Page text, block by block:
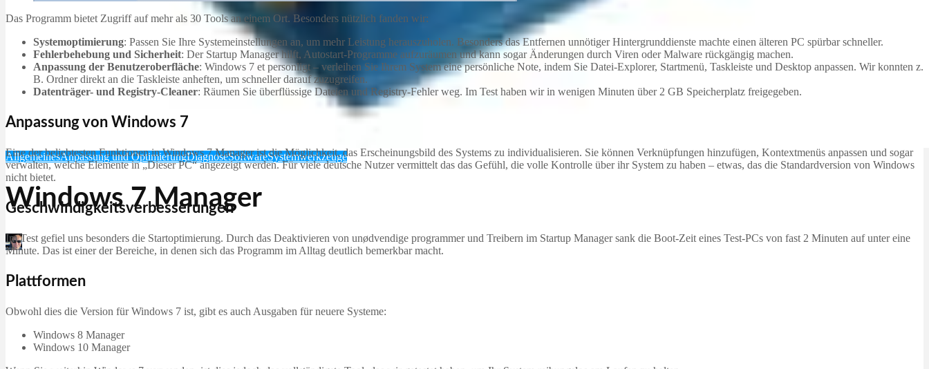
AllgemeinesAnpassung und OptimierungDiagnoseSoftwareSystemwerkzeuge
Windows 7 Manager
Martin Jørgensen
Das Programm bietet Zugriff auf mehr als 30 Tools an einem Ort. Besonders nützlich fanden wir:
Systemoptimierung: Passen Sie Ihre Systemeinstellungen an, um mehr Leistung herauszuholen. Besonders das Entfernen unnötiger Hintergrunddienste machte einen älteren PC spürbar schneller.
Fehlerbehebung und Sicherheit: Der Startup Manager hilft, Autostart-Programme aufzuräumen und kann sogar Änderungen durch Viren oder Malware rückgängig machen.
Anpassung der Benutzeroberfläche: Windows 7 et personligt – verleihen Sie Ihrem System eine persönliche Note, indem Sie Datei-Explorer, Startmenü, Taskleiste und Desktop anpassen. Wir konnten z.
B. Ordner direkt an die Taskleiste anheften, um schneller darauf zuzugreifen.
Datenträger- und Registry-Cleaner: Räumen Sie überflüssige Dateien und Registry-Fehler weg. Im Test haben wir in wenigen Minuten über 2 GB Speicherplatz freigegeben.
Anpassung von Windows 7
Eine der beliebtesten Funktionen in Windows 7 Manager ist die Möglichkeit, das Erscheinungsbild des Systems zu individualisieren. Sie können Verknüpfungen hinzufügen, Kontextmenüs anpassen und sogar
verwalten, welche Elemente in „Dieser PC“ angezeigt werden. Für viele deutsche Nutzer vermittelt das das Gefühl, die volle Kontrolle über ihr System zu haben – etwas, das die Standardversion von Windows
nicht bietet.
Geschwindigkeitsverbesserungen
Im Test gefiel uns besonders die Startoptimierung. Durch das Deaktivieren von unødvendige programmer und Treibern im Startup Manager sank die Boot-Zeit eines Test-PCs von fast 2 Minuten auf unter eine
Minute. Das ist einer der Bereiche, in denen sich das Programm im Alltag deutlich bemerkbar macht.
Plattformen
Obwohl dies die Version für Windows 7 ist, gibt es auch Ausgaben für neuere Systeme:
Windows 8 Manager
Windows 10 Manager